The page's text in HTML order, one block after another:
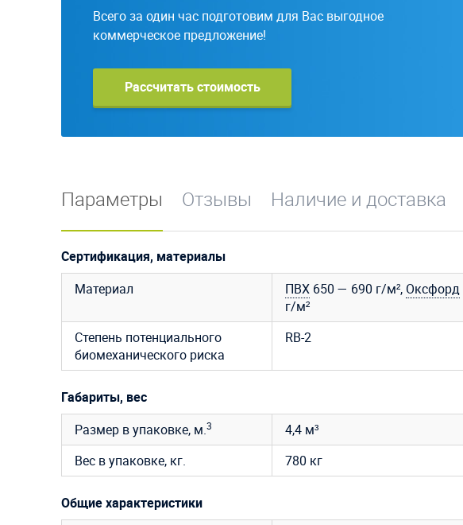
Всего за один час подготовим для Вас выгодное
коммерческое предложение!
Рассчитать стоимость
Параметры Отзывы Наличие и доставка
Сертификация, материалы
Материал
ПВХ 650 — 690 г/м², Оксфорд
г/м²
Степень потенциального
биомеханического риска
RB-2
Габариты, вес
Размер в упаковке, м.3
4,4 м³
Вес в упаковке, кг.
780 кг
Общие характеристики